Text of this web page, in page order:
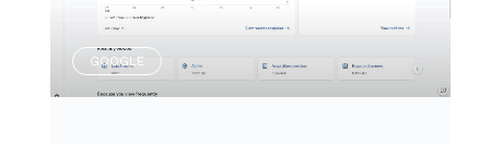
GOOGLE